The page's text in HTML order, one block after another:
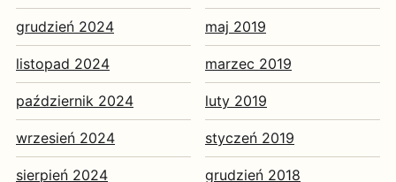
grudzień 2024
listopad 2024
październik 2024
wrzesień 2024
sierpień 2024
maj 2019
marzec 2019
luty 2019
styczeń 2019
grudzień 2018